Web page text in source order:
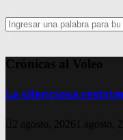
Search
for:
Crónicas al Voleo
La silenciosa
2 agosto, 2026 1 agosto,